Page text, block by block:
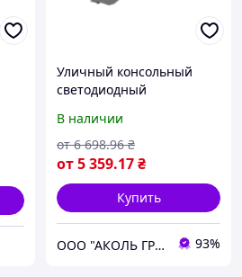
Уличный консольный
светодиодный
В наличии
от5 359.17₴
от 6 698.96 ₴
Купить
ООО "АКОЛЬ ГРУП" 93%